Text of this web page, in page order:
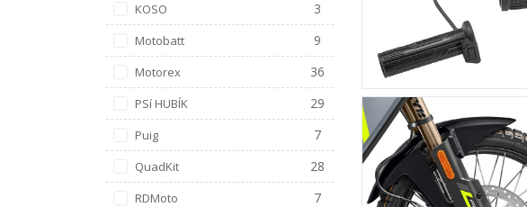
KOSO 3
Motobatt 9
Motorex 36
PSí HUBÍK 29
Puig 7
QuadKit 28
RDMoto 7